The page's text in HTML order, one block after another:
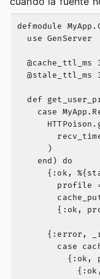
defmodule
  use GenServer
@cache_ttl_ms
@stale_ttl_ms
def
case
      )
    end) do
{:ok,
profile
{:ok,
{:error,
case
{:ok,